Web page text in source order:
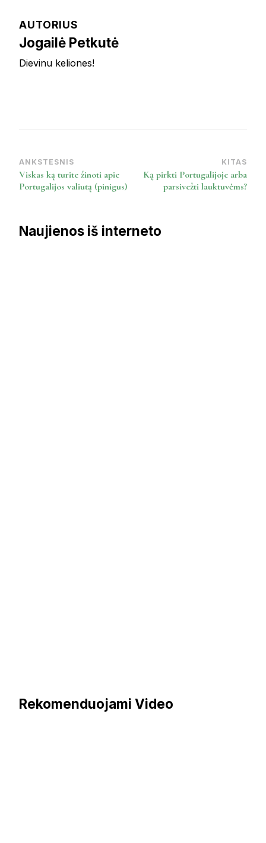
AUTORIUS
Jogailė Petkutė
Dievinu keliones!
Post
Navigation
ANKSTESNIS
Viskas ką turite žinoti apie
Portugalijos valiutą (pinigus)
KITAS
Ką pirkti Portugalijoje arba
parsivežti lauktuvėms?
Naujienos iš interneto
Rekomenduojami Video